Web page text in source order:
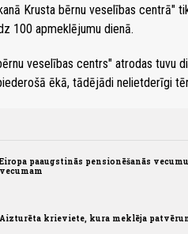
Krusta bērnu veselības centrā"
100 apmeklējumu dienā.
veselības centrs" atrodas tuvu
ēkā, tādējādi nelietderīgi
Eiropa paaugstinās pensionēšanās
vecumam
Aizturēta krieviete, kura meklēja